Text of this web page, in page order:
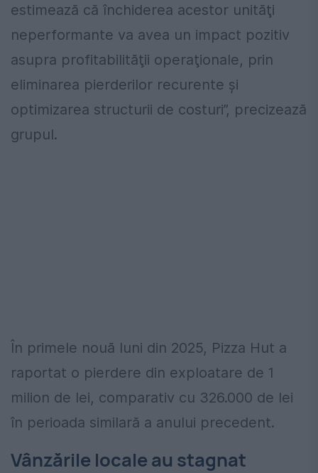
estimează că închiderea acestor unităţi
neperformante va avea un impact pozitiv
asupra profitabilităţii operaţionale, prin
eliminarea pierderilor recurente şi
optimizarea structurii de costuri”, precizează
grupul.
În primele nouă luni din 2025, Pizza Hut a
raportat o pierdere din exploatare de 1
milion de lei, comparativ cu 326.000 de lei
în perioada similară a anului precedent.
Vânzările locale au stagnat